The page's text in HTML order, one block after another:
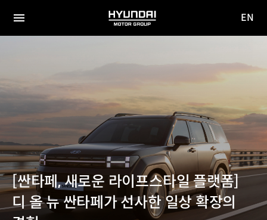
전체
HYUNDAI
MOTOR
EN
[싼타페, 새로운 라이프스타일 플랫폼]
디 올 뉴 싼타페가 선사한 일상 확장의